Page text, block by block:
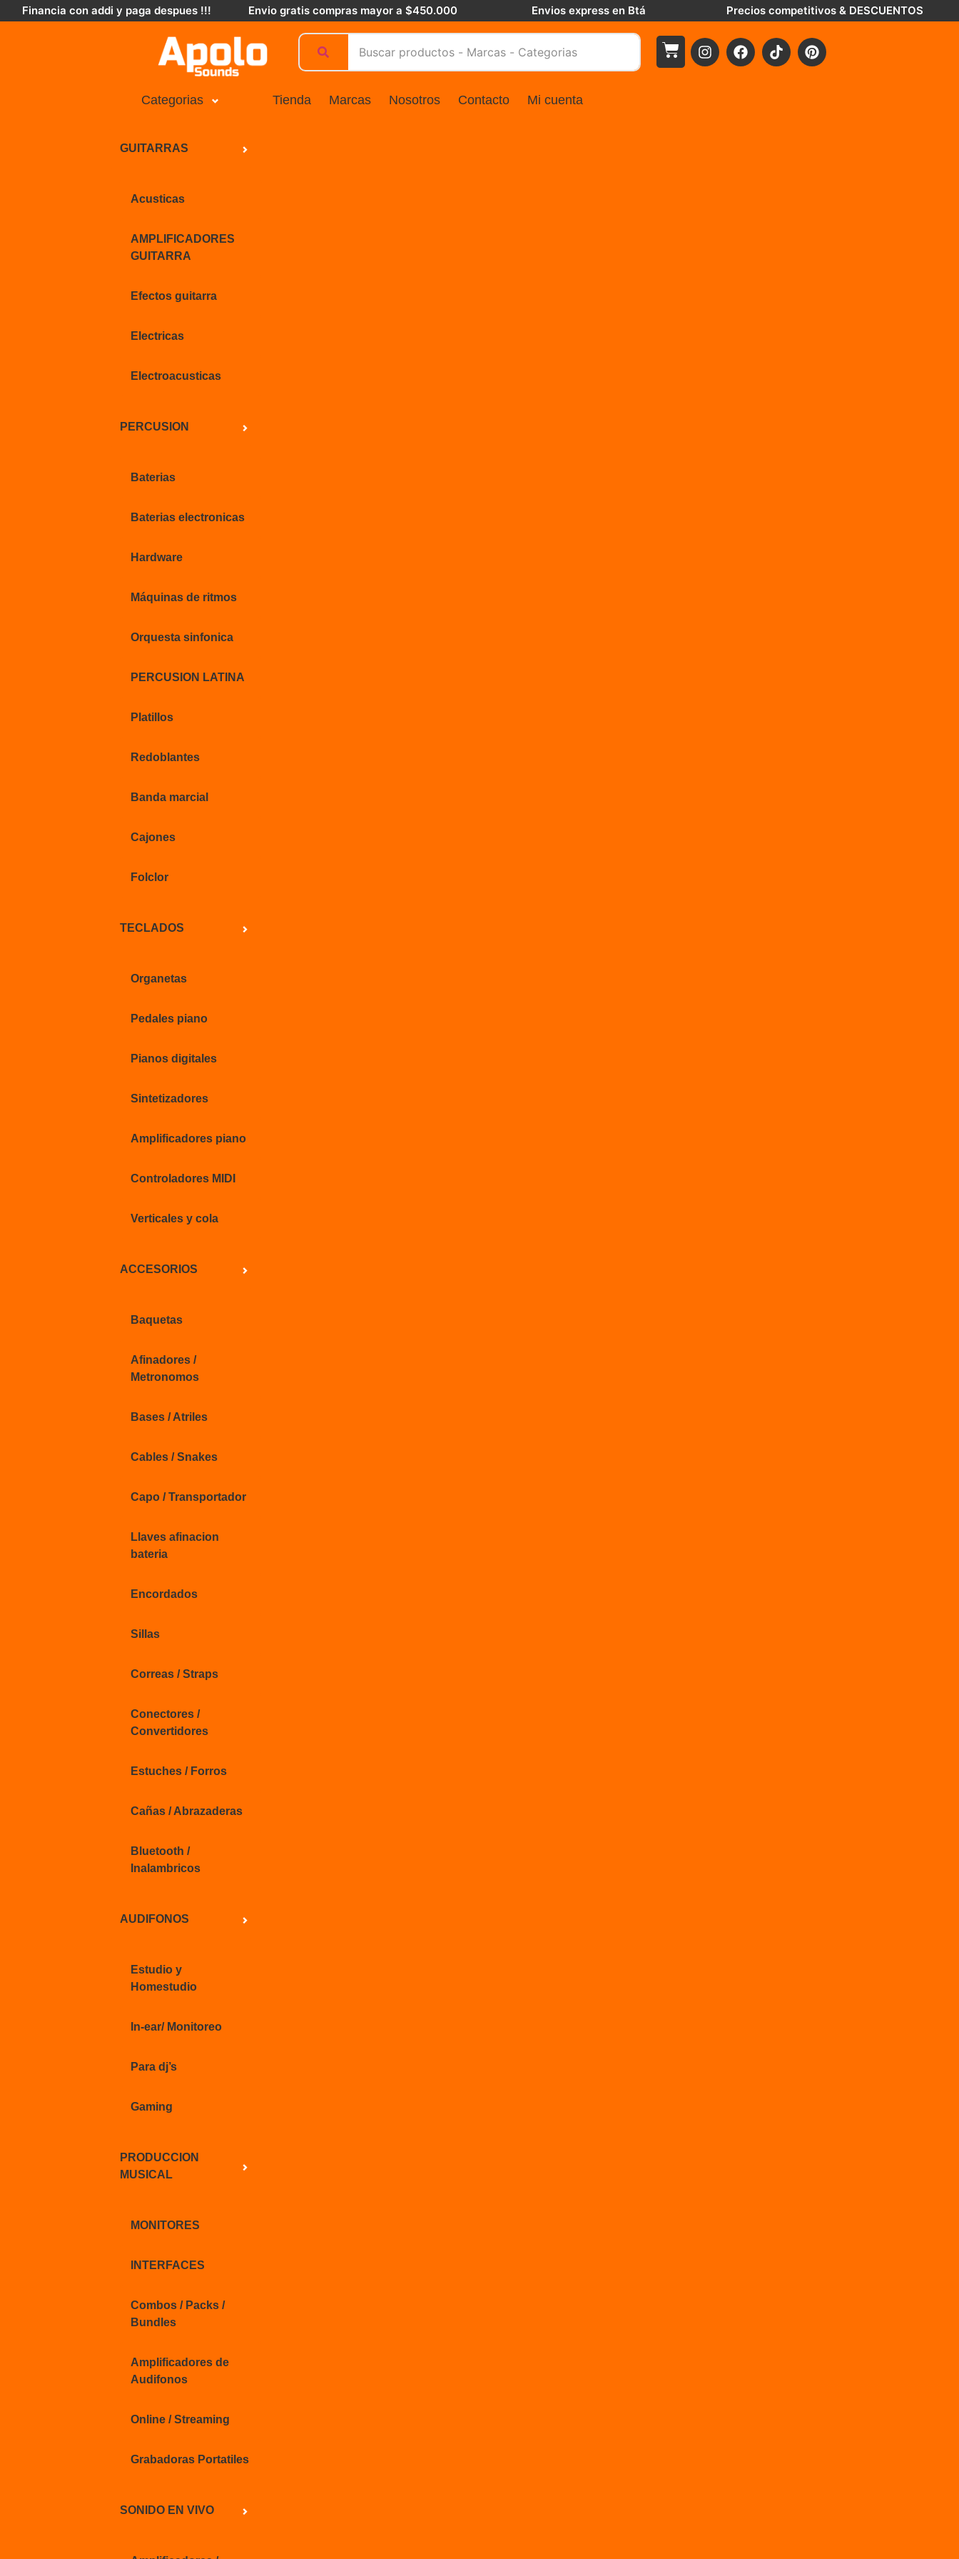
Financia con addi y paga despues !!! Envio gratis compras mayor a $450.000 Envios express en Btá Precios competitivos & DESCUENTOS
Categorias
GUITARRAS
Acusticas
AMPLIFICADORES
GUITARRA
Efectos guitarra
Electricas
Electroacusticas
PERCUSION
Baterias
Baterias electronicas
Hardware
Máquinas de ritmos
Orquesta sinfonica
PERCUSION LATINA
Platillos
Redoblantes
Banda marcial
Cajones
Folclor
TECLADOS
Organetas
Pedales piano
Pianos digitales
Sintetizadores
Amplificadores piano
Controladores MIDI
Verticales y cola
ACCESORIOS
Baquetas
Afinadores /
Metronomos
Bases / Atriles
Cables / Snakes
Capo / Transportador
Llaves afinacion
bateria
Encordados
Sillas
Correas / Straps
Conectores /
Convertidores
Estuches / Forros
Cañas / Abrazaderas
Bluetooth /
Inalambricos
AUDIFONOS
Estudio y
Homestudio
In-ear/ Monitoreo
Para dj’s
Gaming
PRODUCCION
MUSICAL
MONITORES
INTERFACES
Combos / Packs /
Bundles
Amplificadores de
Audifonos
Online / Streaming
Grabadoras Portatiles
SONIDO EN VIVO
Tienda Marcas Nosotros Contacto Mi cuenta